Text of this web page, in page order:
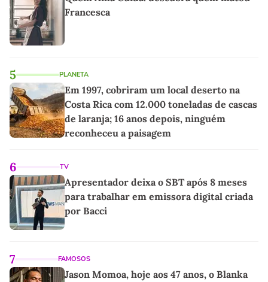
Francesca
5 PLANETA
Em 1997, cobriram um local deserto na
Costa Rica com 12.000 toneladas de cascas
de laranja; 16 anos depois, ninguém
reconheceu a paisagem
6 TV
Apresentador deixa o SBT após 8 meses
para trabalhar em emissora digital criada
por Bacci
7 FAMOSOS
Jason Momoa, hoje aos 47 anos, o Blanka